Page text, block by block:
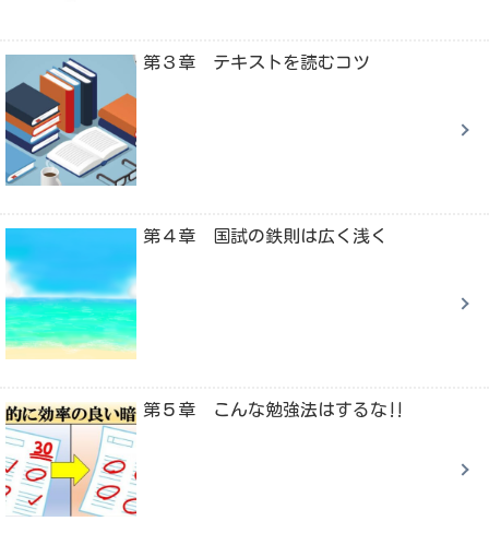
第３章 テキストを読むコツ
第４章 国試の鉄則は広く浅く
第５章 こんな勉強法はするな‼